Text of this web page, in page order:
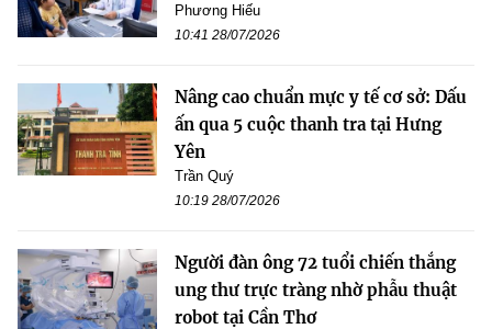
Phương Hiếu
10:41 28/07/2026
Nâng cao chuẩn mực y tế cơ sở: Dấu
ấn qua 5 cuộc thanh tra tại Hưng
Yên
Trần Quý
10:19 28/07/2026
Người đàn ông 72 tuổi chiến thắng
ung thư trực tràng nhờ phẫu thuật
robot tại Cần Thơ